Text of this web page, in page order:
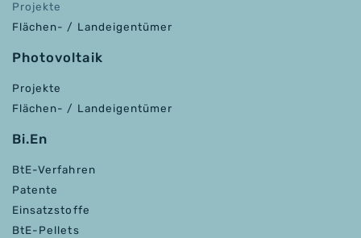
Projekte
Flächen- / Landeigentümer
Photovoltaik
Projekte
Flächen- / Landeigentümer
Bi.En
BtE-Verfahren
Patente
Einsatzstoffe
BtE-Pellets